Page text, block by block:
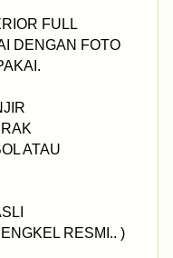
FULL
DENGAN FOTO
ATAU
RESMI.. )